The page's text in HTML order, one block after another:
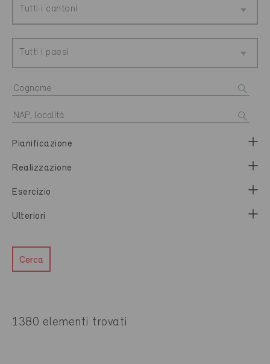
Tutti i cantoni
Tutti i paesi
Pianificazione
Realizzazione
Esercizio
Ulteriori
Cerca
1380 elementi trovati